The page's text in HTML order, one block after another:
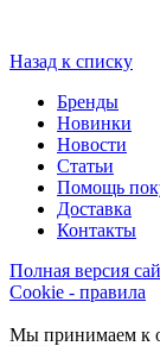
Назад к списку
Бренды
Новинки
Новости
Статьи
Помощь
Доставка
Контакты
Полная версия
Cookie - правила
Мы принимаем к